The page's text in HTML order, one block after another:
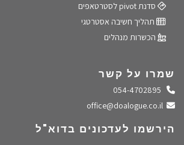
סדנת pivot לסטרטאפים
תהליך חשיבה אסטרטגי
הכשרות מנהלים
שמרו על קשר
התקשרו אלינו
שלחו מייל
הירשמו לעדכונים בדוא"ל